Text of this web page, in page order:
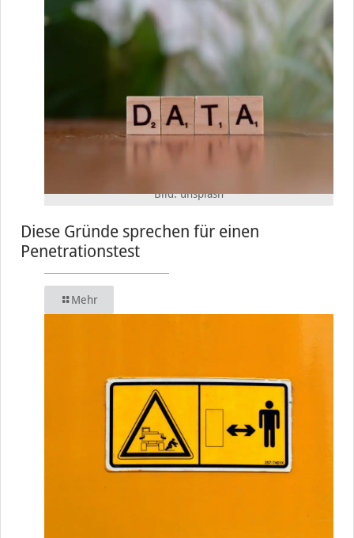
Bild: unsplash
Diese Gründe sprechen für einen
Penetrationstest
Mehr